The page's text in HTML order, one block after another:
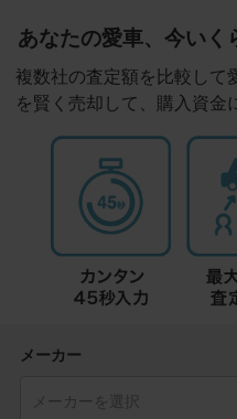
あなたの愛車、今いく
複数社の査定額を比較して
を賢く売却して、購入資金
メーカー